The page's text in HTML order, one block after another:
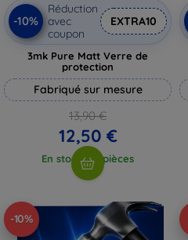
-10%
Réduction
avec
coupon
EXTRA10
3mk Pure Matt Verre de
protection
Fabriqué sur mesure
13,90 €
12,50 €
En stock > 5 pièces
-10%